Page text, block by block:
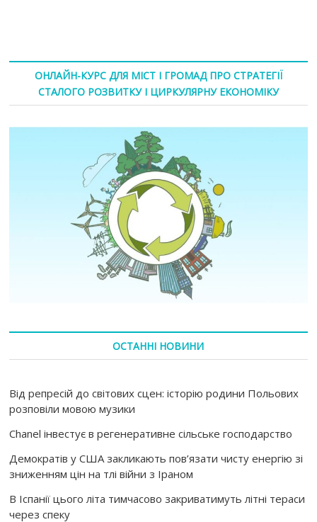
ОНЛАЙН-КУРС ДЛЯ МІСТ І ГРОМАД ПРО СТРАТЕГІЇ
СТАЛОГО РОЗВИТКУ І ЦИРКУЛЯРНУ ЕКОНОМІКУ
ОСТАННІ НОВИНИ
Від репресій до світових сцен: історію родини Польових
розповіли мовою музики
Chanel інвестує в регенеративне сільське господарство
Демократів у США закликають пов’язати чисту енергію зі
зниженням цін на тлі війни з Іраном
В Іспанії цього літа тимчасово закриватимуть літні тераси
через спеку